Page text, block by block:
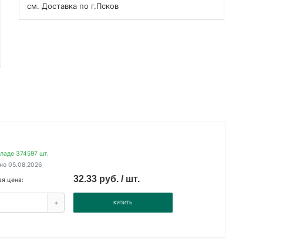
см. Доставка по г.Псков
374597 шт.
05.08.2026
цена:
32.33 руб. / шт.
+ КУПИТЬ